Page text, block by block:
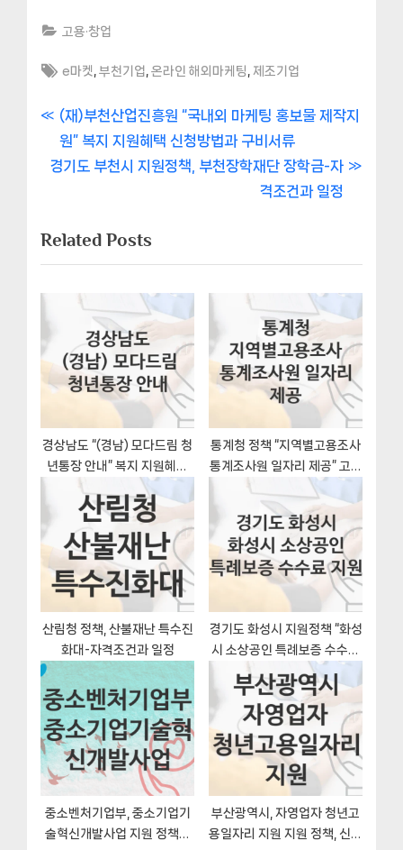
고용·창업
Tags:
e마켓 부천기업 ,온라인 해외마케팅 제조기업
글
내
게
이
P
r
e
o
u
s
(재)부천산업진흥원 “국내외 마케팅 홍보물 제작지
원” 복지 지원혜택 신청방법과 구비서류
N
t
P
t
:
경기도 부천시 지원정책, 부천장학재단 장학금-자
격조건과 일정
Related Posts
경상남도 “(경남) 모다드림 청
년통장 안내” 복지 지원혜택
신청방법과 구비서류
통계청 정책 “지역별고용조사
통계조사원 일자리 제공” 고용
통계과 – 신청 일정과 자격조
건
산림청 정책, 산불재난 특수진
화대-자격조건과 일정
경기도 화성시 지원정책 “화성
시 소상공인 특례보증 수수료
지원” 지역경제과 – 신청 서류
와 자격
중소벤처기업부, 중소기업기
술혁신개발사업 지원 정책안
부산광역시, 자영업자 청년고
용일자리 지원 지원 정책, 신청